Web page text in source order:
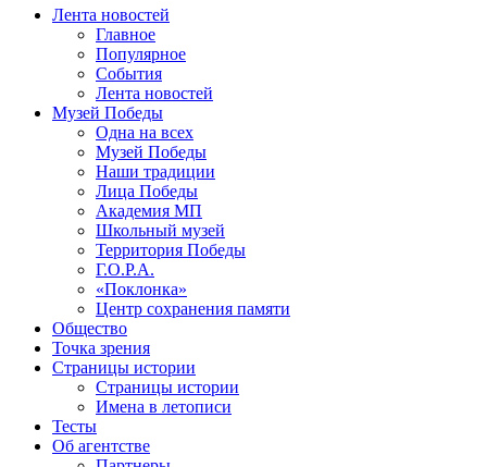
Лента новостей
Главное
Популярное
События
Лента новостей
Музей Победы
Одна на всех
Музей Победы
Наши традиции
Лица Победы
Академия МП
Школьный музей
Территория Победы
Г.О.Р.А.
«Поклонка»
Центр сохранения памяти
Общество
Точка зрения
Страницы истории
Страницы истории
Имена в летописи
Тесты
Об агентстве